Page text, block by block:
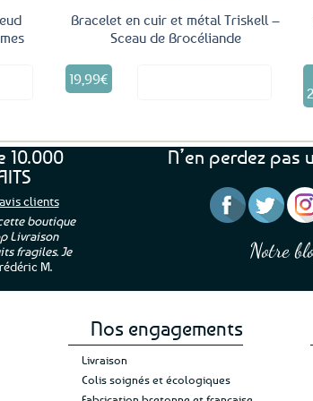
Bracelet en cuir et métal Triskell –
Sceau de Brocéliande
19,99€
10.000
clients
boutique
Livraison
fragiles. Je
M.
“Une boutique que je recommande
leur sérieux, des bons et beaux
et une équipe à l’écoute :-)”Patricia
N’en perdez pas
Notre
Nos engagements
Livraison
Colis soignés et écologiques